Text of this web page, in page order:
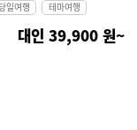
당일여행 테마여행
대인 39,900 원~